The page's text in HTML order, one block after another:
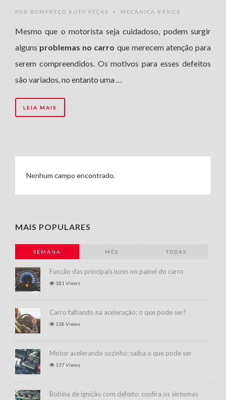
POR BOMPREÇO AUTO PEÇAS • MECÂNICA BÁSICA
Mesmo que o motorista seja cuidadoso, podem surgir
alguns problemas no carro que merecem atenção para
serem compreendidos. Os motivos para esses defeitos
são variados, no entanto uma …
LEIA MAIS
Nenhum campo encontrado.
MAIS POPULARES
SEMANA MÊS TODAS
Função das principais luzes no painel do carro
181 Views
Carro falhando na aceleração: o que pode ser?
138 Views
Motor acelerando sozinho: saiba o que pode ser
137 Views
Bobina de ignição com defeito: confira os sintomas